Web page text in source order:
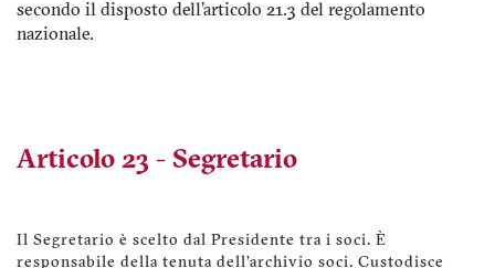
secondo il disposto dell'articolo 21.3 del regolamento
nazionale.
Articolo 23 - Segretario
Il Segretario è scelto dal Presidente tra i soci. È
responsabile della tenuta dell’archivio soci. Custodisce